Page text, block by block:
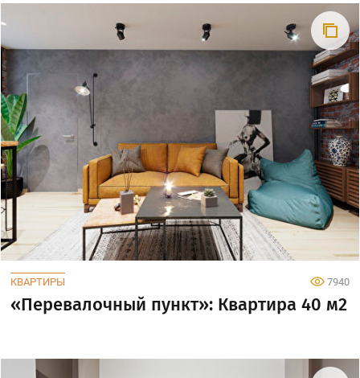
КВАРТИРЫ 7940
«Перевалочный пункт»: Квартира 40 м2